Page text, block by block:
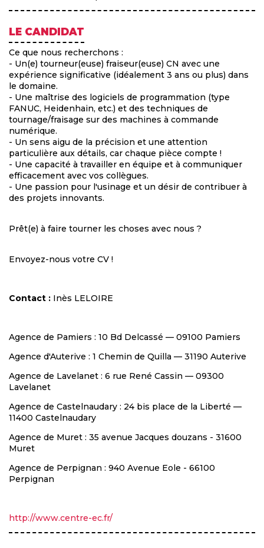
LE CANDIDAT
Ce que nous recherchons :
- Un(e) tourneur(euse) fraiseur(euse) CN avec une
expérience significative (idéalement 3 ans ou plus) dans
le domaine.
- Une maîtrise des logiciels de programmation (type
FANUC, Heidenhain, etc.) et des techniques de
tournage/fraisage sur des machines à commande
numérique.
- Un sens aigu de la précision et une attention
particulière aux détails, car chaque pièce compte !
- Une capacité à travailler en équipe et à communiquer
efficacement avec vos collègues.
- Une passion pour l'usinage et un désir de contribuer à
des projets innovants.
Prêt(e) à faire tourner les choses avec nous ?
Envoyez-nous votre CV !
Contact : Inès LELOIRE
Agence de Pamiers : 10 Bd Delcassé — 09100 Pamiers
Agence d'Auterive : 1 Chemin de Quilla — 31190 Auterive
Agence de Lavelanet : 6 rue René Cassin — 09300
Lavelanet
Agence de Castelnaudary : 24 bis place de la Liberté —
11400 Castelnaudary
Agence de Muret : 35 avenue Jacques douzans - 31600
Muret
Agence de Perpignan : 940 Avenue Eole - 66100
Perpignan
http://www.centre-ec.fr/